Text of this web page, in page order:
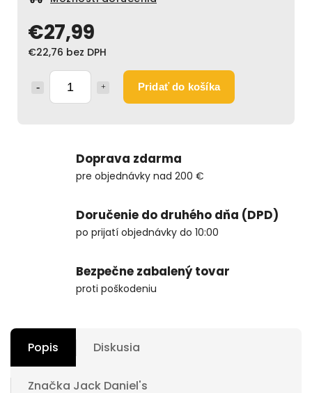
€27,99
€22,76 bez DPH
Pridať do košíka
Doprava zdarma
pre objednávky nad 200 €
Doručenie do druhého dňa (DPD)
po prijatí objednávky do 10:00
Bezpečne zabalený tovar
proti poškodeniu
Popis Diskusia
Značka Jack Daniel's